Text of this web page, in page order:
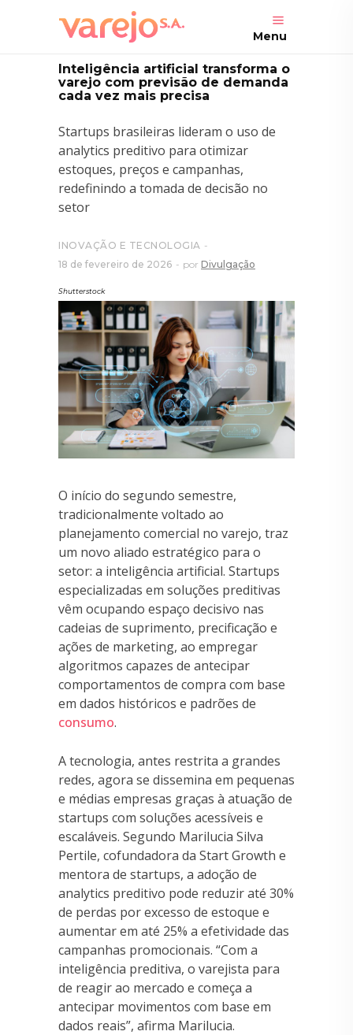
Menu
Inteligência artificial transforma o
varejo com previsão de demanda
cada vez mais precisa
Startups brasileiras lideram o uso de
analytics preditivo para otimizar
estoques, preços e campanhas,
redefinindo a tomada de decisão no
setor
INOVAÇÃO E TECNOLOGIA
18 de fevereiro de 2026
por Divulgação
Shutterstock
O início do segundo semestre,
tradicionalmente voltado ao
planejamento comercial no varejo, traz
um novo aliado estratégico para o
setor: a inteligência artificial. Startups
especializadas em soluções preditivas
vêm ocupando espaço decisivo nas
cadeias de suprimento, precificação e
ações de marketing, ao empregar
algoritmos capazes de antecipar
comportamentos de compra com base
em dados históricos e padrões de
consumo.
A tecnologia, antes restrita a grandes
redes, agora se dissemina em pequenas
e médias empresas graças à atuação de
startups com soluções acessíveis e
escaláveis. Segundo Marilucia Silva
Pertile, cofundadora da Start Growth e
mentora de startups, a adoção de
analytics preditivo pode reduzir até 30%
de perdas por excesso de estoque e
aumentar em até 25% a efetividade das
campanhas promocionais. “Com a
inteligência preditiva, o varejista para
de reagir ao mercado e começa a
antecipar movimentos com base em
dados reais”, afirma Marilucia.